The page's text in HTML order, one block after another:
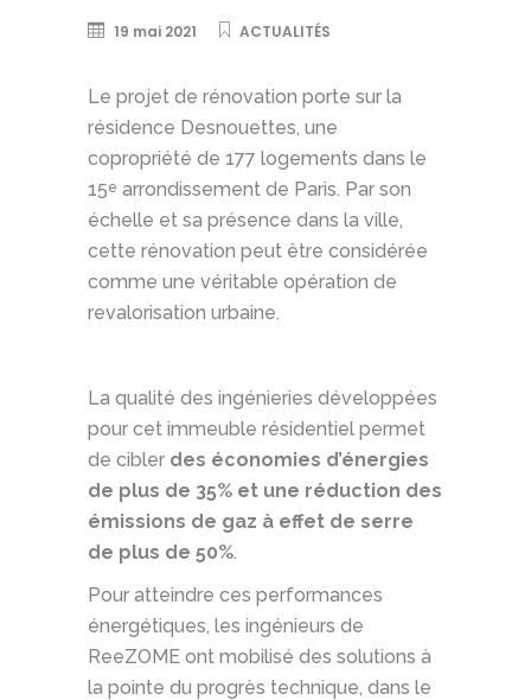
19 mai 2021 ACTUALITÉS
Le projet de rénovation porte sur la
résidence Desnouettes, une
copropriété de 177 logements dans le
15e arrondissement de Paris. Par son
échelle et sa présence dans la ville,
cette rénovation peut être considérée
comme une véritable opération de
revalorisation urbaine.
La qualité des ingénieries développées
pour cet immeuble résidentiel permet
de cibler des économies d’énergies
de plus de 35% et une réduction des
émissions de gaz à effet de serre
de plus de 50%.
Pour atteindre ces performances
énergétiques, les ingénieurs de
ReeZOME ont mobilisé des solutions à
la pointe du progrès technique, dans le